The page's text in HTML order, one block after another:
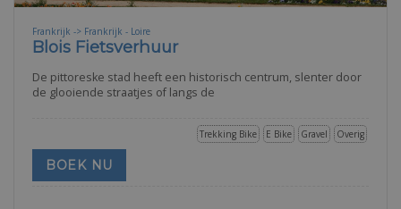
Frankrijk -> Frankrijk - Loire
Blois Fietsverhuur
De pittoreske stad heeft een historisch centrum, slenter door
de glooiende straatjes of langs de
Overig
Gravel
E Bike
Trekking Bike
BOEK NU